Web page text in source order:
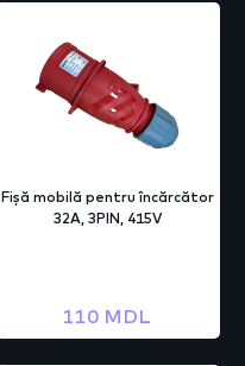
Fișă mobilă pentru încărcător
32A, 3PIN, 415V
110 MDL